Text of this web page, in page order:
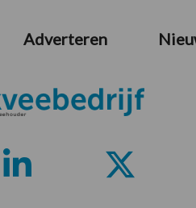
Adverteren